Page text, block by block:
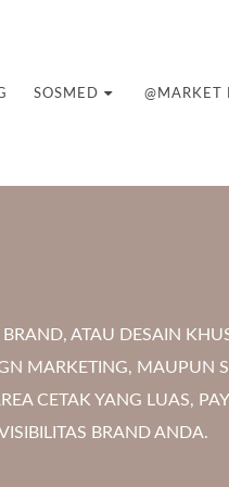
SOSMED @MARKET
ATAU DESAIN
MARKETING, MAUPUN
CETAK YANG LUAS,
BRAND ANDA.